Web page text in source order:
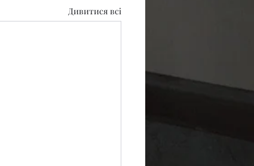
Дивитися всі